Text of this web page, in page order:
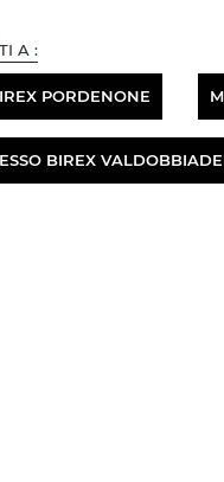
A :
PORDENONE
BIREX